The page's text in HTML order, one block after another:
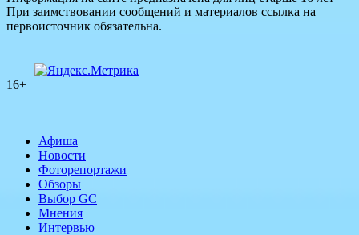
При заимствовании сообщений и материалов ссылка на
первоисточник обязательна.
16+
Афиша
Новости
Фоторепортажи
Обзоры
Выбор GC
Мнения
Интервью